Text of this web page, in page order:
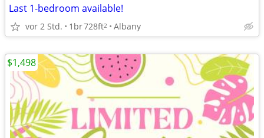
Last 1-bedroom available!
vor 2 Std. 1br728ft2 Albany
$1,498